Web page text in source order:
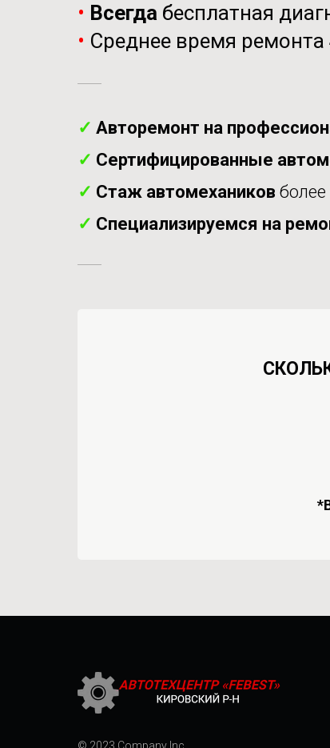
• Всегда бесплатная
• Среднее время ремонта
✓ Авторемонт на
✓ Сертифицированные
✓ Стаж автомехаников
✓ Специализируемся на